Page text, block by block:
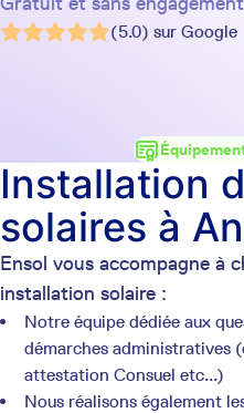
(5.0) sur Google
Ensol vous accompagne à
installation solaire :
Notre équipe dédiée aux
démarches administratives
attestation Consuel etc...)
Nous réalisons également
Installation
solaires à